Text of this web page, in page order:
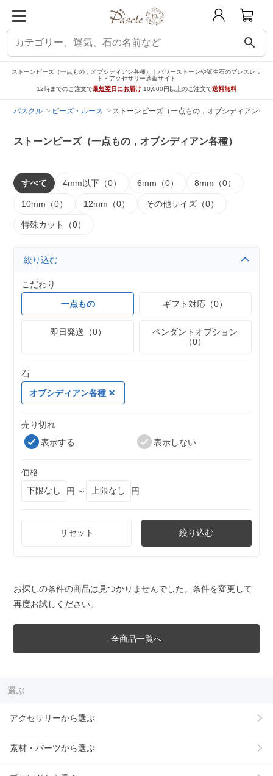
search
ストーンビーズ（一点もの，オブシディアン各種）｜パワーストーンや誕生石のブレスレッ
ト・アクセサリー通販サイト
12時までのご注文で最短翌日にお届け 10,000円以上のご注文で送料無料
パスクル ビーズ・ルース ストーンビーズ（一点もの，オブシディアン各
ストーンビーズ（一点もの，オブシディアン各種）
すべて 4mm以下（0） 6mm（0） 8mm（0）
10mm（0） 12mm（0） その他サイズ（0）
特殊カット（0）
絞り込む
こだわり
一点もの
ギフト対応（0）
即日発送（0）
ペンダントオプション
（0）
石
オブシディアン各種
売り切れ
表示する
表示しない
価格
円 ～
円
リセット 絞り込む
お探しの条件の商品は見つかりませんでした。条件を変更して
再度お試しください。
全商品一覧へ
選ぶ
アクセサリーから選ぶ
素材・パーツから選ぶ